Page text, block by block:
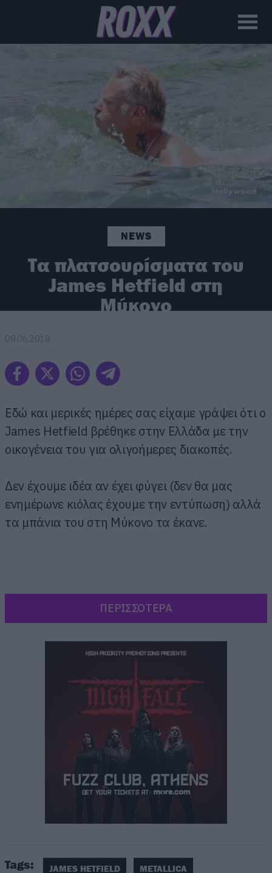
NEWS
Τα πλατσουρίσματα του
James Hetfield στη
Μύκονο
09.06.2018
Εδώ και μερικές ημέρες σας είχαμε γράψει ότι ο
James Hetfield βρέθηκε στην Ελλάδα με την
οικογένεια του για ολιγοήμερες διακοπές.
Δεν έχουμε ιδέα αν έχει φύγει (δεν θα μας
ενημέρωνε κιόλας έχουμε την εντύπωση) αλλά
τα μπάνια του στη Μύκονο τα έκανε.
Και μαζέψαμε μπόλικες φωτογραφίες από
ΠΕΡΙΣΣΟΤΕΡΑ
Tags: JAMES HETFIELD METALLICA